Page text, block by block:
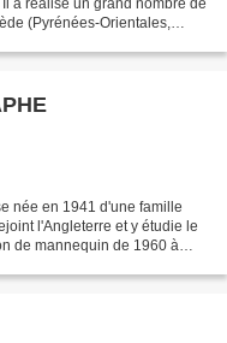
a réalisé un grand nombre de
(Pyrénées-Orientales,
née en 1941 d'une famille
l'Angleterre et y étudie le
de mannequin de 1960 à